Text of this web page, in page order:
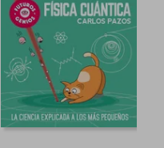
40%
dcto. $